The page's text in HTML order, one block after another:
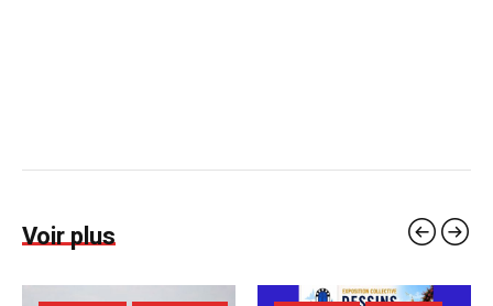
Voir plus